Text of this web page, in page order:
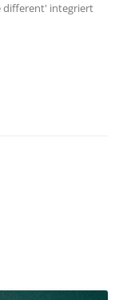
different' integriert